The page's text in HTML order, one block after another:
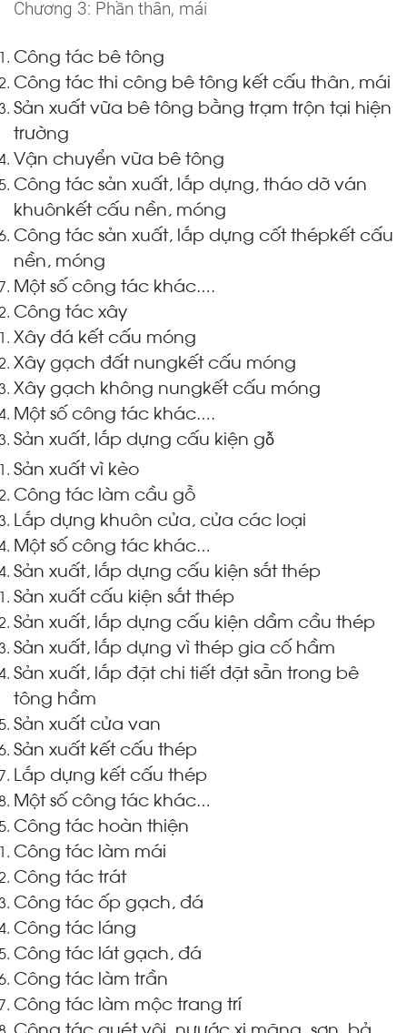
Chương 3: Phần thân, mái
Công tác bê tông
Công tác thi công bê tông kết cấu thân, mái
Sản xuất vữa bê tông bằng trạm trộn tại hiện
trường
Vận chuyển vữa bê tông
Công tác sản xuất, lắp dựng, tháo dỡ ván
khuônkết cấu nền, móng
Công tác sản xuất, lắp dựng cốt thépkết cấu
nền, móng
Một số công tác khác….
Công tác xây
Xây đá kết cấu móng
Xây gạch đất nungkết cấu móng
Xây gạch không nungkết cấu móng
Một số công tác khác….
Sản xuất, lắp dựng cấu kiện gỗ
Sản xuất vì kèo
Công tác làm cầu gỗ
Lắp dựng khuôn cửa, cửa các loại
Một số công tác khác…
Sản xuất, lắp dựng cấu kiện sắt thép
Sản xuất cấu kiện sắt thép
Sản xuất, lắp dựng cấu kiện dầm cầu thép
Sản xuất, lắp dựng vì thép gia cố hầm
Sản xuất, lắp đặt chi tiết đặt sẵn trong bê
tông hầm
Sản xuất cửa van
Sản xuất kết cấu thép
Lắp dựng kết cấu thép
Một số công tác khác…
Công tác hoàn thiện
Công tác làm mái
Công tác trát
Công tác ốp gạch, đá
Công tác láng
Công tác lát gạch, đá
Công tác làm trần
Công tác làm mộc trang trí
Công tác quét vôi, nưước xi măng, sơn, bả,